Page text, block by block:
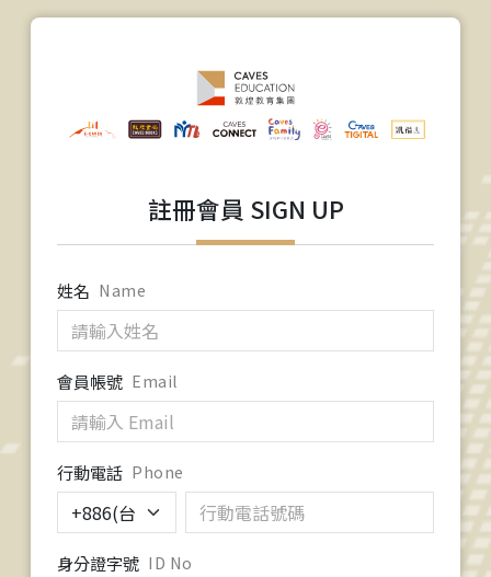
註冊會員 SIGN UP
姓名 Name
會員帳號 Email
行動電話 Phone
身分證字號 ID No